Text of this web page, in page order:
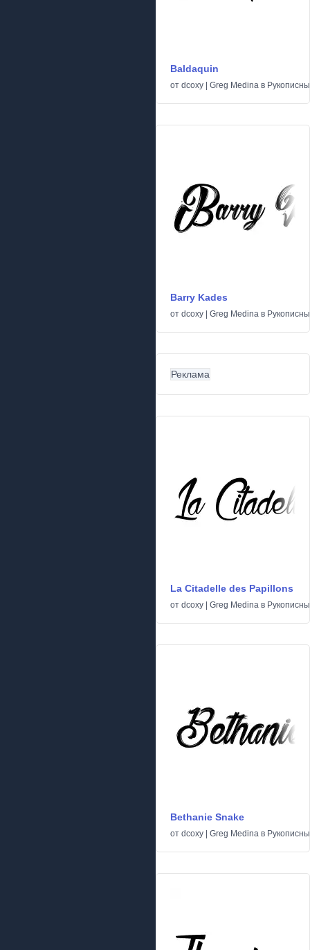
Baldaquin
от dcoxy | Greg Medina в
Barry Kades
от dcoxy | Greg Medina в
Реклама
La Citadelle des Papillons
от dcoxy | Greg Medina в
Bethanie Snake
от dcoxy | Greg Medina в